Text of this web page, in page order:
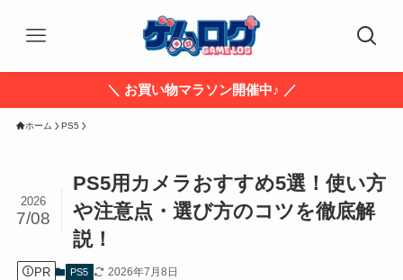
＼ お買い物マラソン開催中♪ ／
ホーム PS5
PS5用カメラおすすめ5選！使い方
や注意点・選び方のコツを徹底解
説！
2026
7/08
PR PS5 2026年7月8日